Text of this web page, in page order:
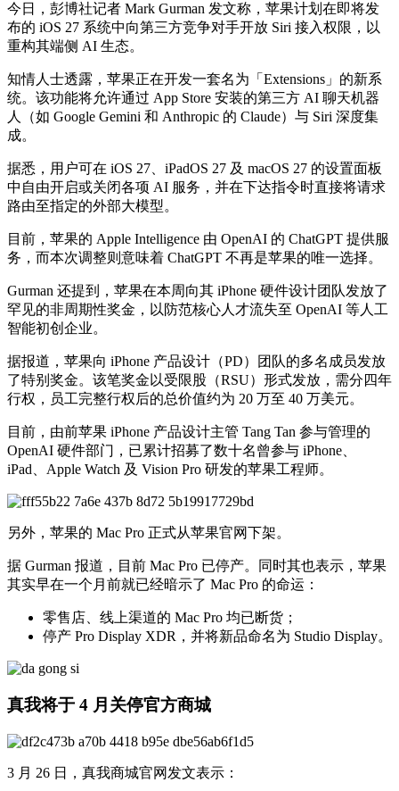
今日，彭博社记者 Mark Gurman 发文称，苹果计划在即将发
布的 iOS 27 系统中向第三方竞争对手开放 Siri 接入权限，以
重构其端侧 AI 生态。
知情人士透露，苹果正在开发一套名为「Extensions」的新系
统。该功能将允许通过 App Store 安装的第三方 AI 聊天机器
人（如 Google Gemini 和 Anthropic 的 Claude）与 Siri 深度集
成。
据悉，用户可在 iOS 27、iPadOS 27 及 macOS 27 的设置面板
中自由开启或关闭各项 AI 服务，并在下达指令时直接将请求
路由至指定的外部大模型。
目前，苹果的 Apple Intelligence 由 OpenAI 的 ChatGPT 提供服
务，而本次调整则意味着 ChatGPT 不再是苹果的唯一选择。
Gurman 还提到，苹果在本周向其 iPhone 硬件设计团队发放了
罕见的非周期性奖金，以防范核心人才流失至 OpenAI 等人工
智能初创企业。
据报道，苹果向 iPhone 产品设计（PD）团队的多名成员发放
了特别奖金。该笔奖金以受限股（RSU）形式发放，需分四年
行权，员工完整行权后的总价值约为 20 万至 40 万美元。
目前，由前苹果 iPhone 产品设计主管 Tang Tan 参与管理的
OpenAI 硬件部门，已累计招募了数十名曾参与 iPhone、
iPad、Apple Watch 及 Vision Pro 研发的苹果工程师。
另外，苹果的 Mac Pro 正式从苹果官网下架。
据 Gurman 报道，目前 Mac Pro 已停产。同时其也表示，苹果
其实早在一个月前就已经暗示了 Mac Pro 的命运：
零售店、线上渠道的 Mac Pro 均已断货；
停产 Pro Display XDR，并将新品命名为 Studio Display。
真我将于 4 月关停官方商城
3 月 26 日，真我商城官网发文表示：